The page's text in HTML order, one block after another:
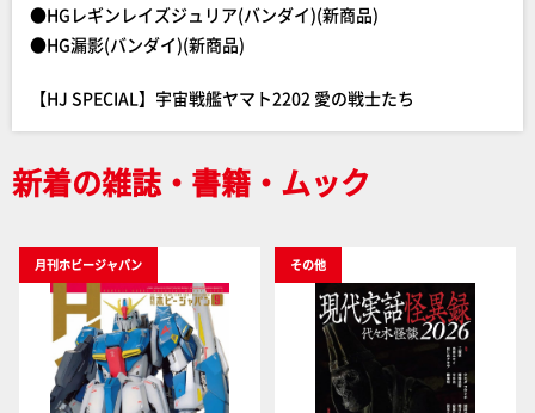
●HGレギンレイズジュリア(バンダイ)(新商品)
●HG漏影(バンダイ)(新商品)
【HJ SPECIAL】宇宙戦艦ヤマト2202 愛の戦士たち
新着の雑誌・書籍・ムック
月刊ホビージャパン その他